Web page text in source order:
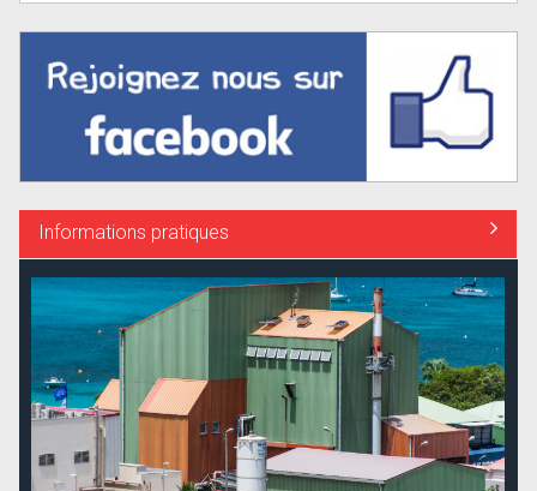
Informations pratiques